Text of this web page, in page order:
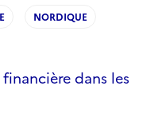
NORDIQUE
dans les